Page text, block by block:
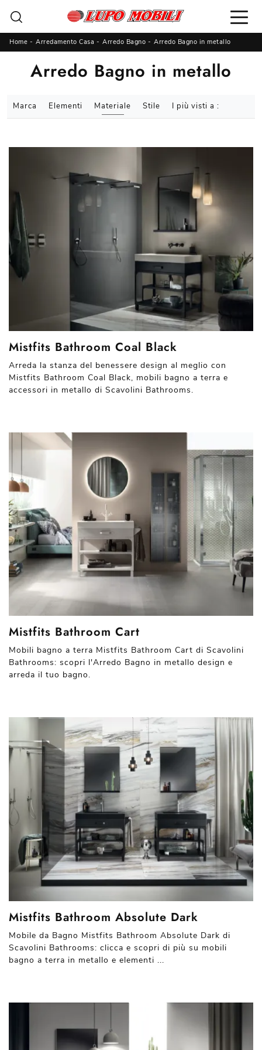
Home - Arredamento Casa - Arredo Bagno - Arredo Bagno in metallo
Arredo Bagno in metallo
Marca Elementi Materiale Stile I più visti a :
Mistfits Bathroom Coal Black
Arreda la stanza del benessere design al meglio con
Mistfits Bathroom Coal Black, mobili bagno a terra e
accessori in metallo di Scavolini Bathrooms.
Mistfits Bathroom Cart
Mobili bagno a terra Mistfits Bathroom Cart di Scavolini
Bathrooms: scopri l'Arredo Bagno in metallo design e
arreda il tuo bagno.
Mistfits Bathroom Absolute Dark
Mobile da Bagno Mistfits Bathroom Absolute Dark di
Scavolini Bathrooms: clicca e scopri di più su mobili
bagno a terra in metallo e elementi ...